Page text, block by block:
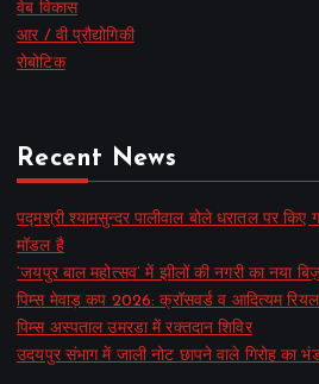
वेब विकास
आर / वी प्रौद्योगिकी
रोबोटिक
Recent News
पद्मश्री श्यामसुन्दर पालीवाल बोले धरातल पर किए
मॉडल है
‘जयपुर बाल महोत्सव’ में झीलों की नगरी का नया
पिम्स मेवाड़ कप 2026: क्रॉसवर्ड व आदित्यम
पिम्स अस्पताल उमरडा में रक्तदान शिविर
उदयपुर संभाग में जाली नोट छापने वाले गिरोह का